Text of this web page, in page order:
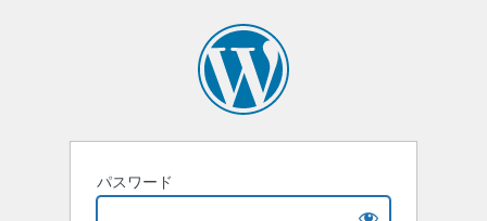
パスワード